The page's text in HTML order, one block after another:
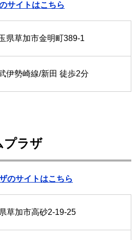
サイトはこちら
県草加市金明町389-1
伊勢崎線/新田 徒歩2分
プラザ
のサイトはこちら
草加市高砂2-19-25